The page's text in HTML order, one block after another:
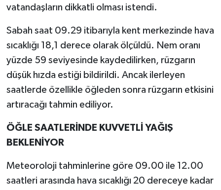
vatandaşların dikkatli olması istendi.
Sabah saat 09.29 itibarıyla kent merkezinde hava
sıcaklığı 18,1 derece olarak ölçüldü. Nem oranı
yüzde 59 seviyesinde kaydedilirken, rüzgarın
düşük hızda estiği bildirildi. Ancak ilerleyen
saatlerde özellikle öğleden sonra rüzgarın etkisini
artıracağı tahmin ediliyor.
ÖĞLE SAATLERİNDE KUVVETLİ YAĞIŞ
BEKLENİYOR
Meteoroloji tahminlerine göre 09.00 ile 12.00
saatleri arasında hava sıcaklığı 20 dereceye kadar